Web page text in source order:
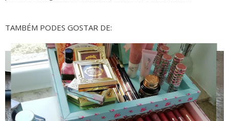
TAMBÉM PODES GOSTAR DE: